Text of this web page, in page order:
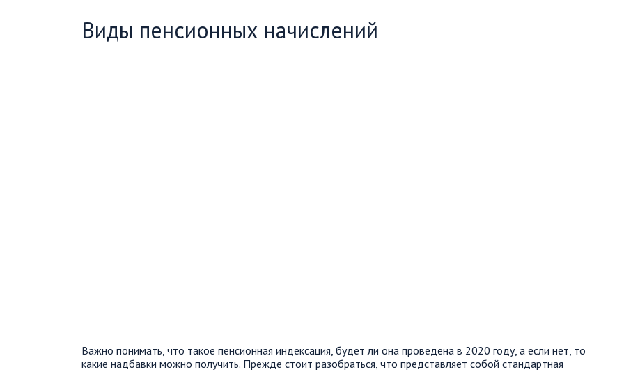
Виды пенсионных начислений
Важно понимать, что такое пенсионная индексация, будет ли она проведена в 2020 году, а если нет, то
какие надбавки можно получить. Прежде стоит разобраться, что представляет собой стандартная